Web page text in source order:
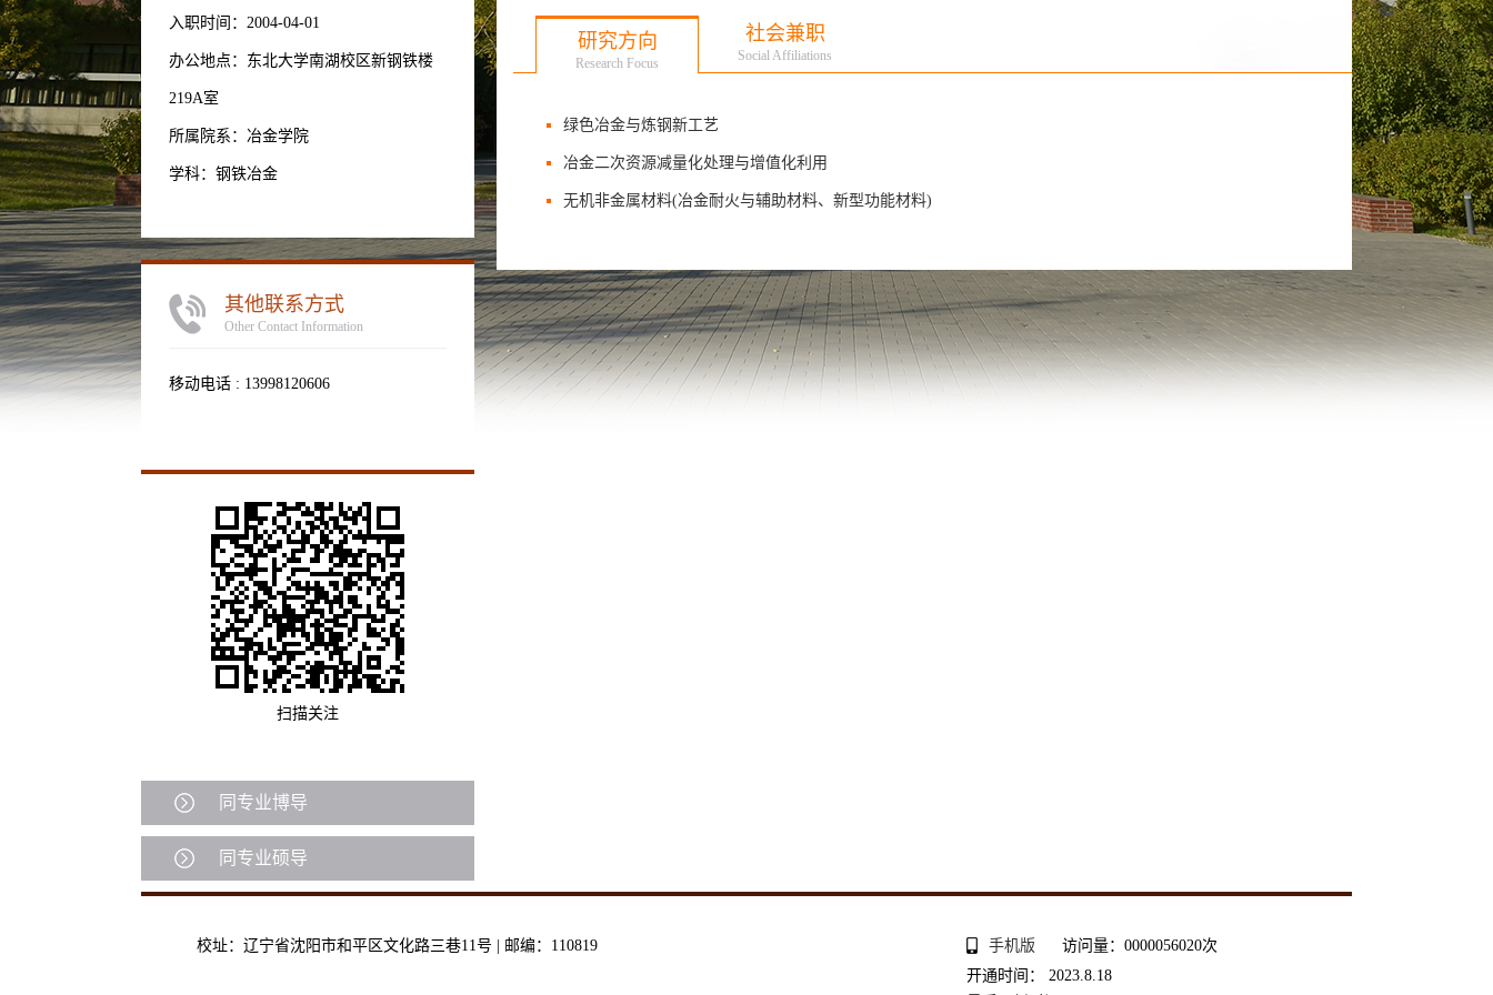
入职时间：2004-04-01
办公地点：东北大学南湖校区新钢铁楼
219A室
所属院系：冶金学院
学科：钢铁冶金
其他联系方式
Other Contact Information
移动电话 : 13998120606
扫描关注
同专业博导
同专业硕导
研究方向
Research Focus
社会兼职
Social Affiliations
绿色冶金与炼钢新工艺
冶金二次资源减量化处理与增值化利用
无机非金属材料(冶金耐火与辅助材料、新型功能材料)
校址：辽宁省沈阳市和平区文化路三巷11号 | 邮编：110819 手机版 访问量： 0000056020次
开通时间： 2023.8.18